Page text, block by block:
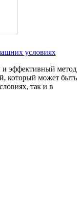
условиях
и эффективный метод
который может быть
так и в